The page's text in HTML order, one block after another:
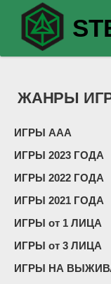
ЖАНРЫ
ИГРЫ ААА
ИГРЫ 2023 ГОДА
ИГРЫ 2022 ГОДА
ИГРЫ 2021 ГОДА
ИГРЫ от 1 ЛИЦА
ИГРЫ от 3 ЛИЦА
ИГРЫ НА